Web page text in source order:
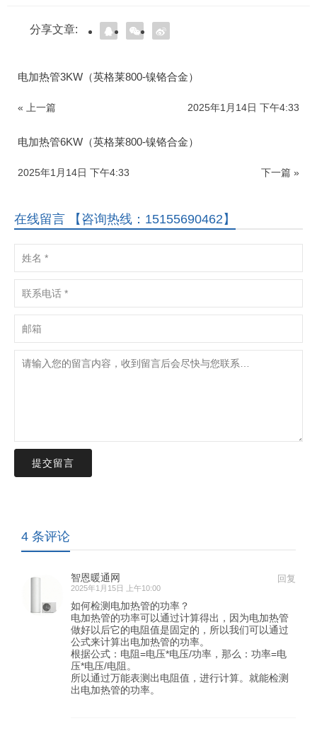
分享文章:
电加热管3KW（英格莱800-镍铬合金）
« 上一篇 2025年1月14日 下午4:33
电加热管6KW（英格莱800-镍铬合金）
下一篇 »
2025年1月14日 下午4:33
在线留言 【咨询热线：15155690462】
提交留言
4 条评论
智恩暖通网
2025年1月15日 上午10:00
回复
如何检测电加热管的功率？
电加热管的功率可以通过计算得出，因为电加热管
做好以后它的电阻值是固定的，所以我们可以通过
公式来计算出电加热管的功率。
根据公式：电阻=电压*电压/功率，那么：功率=电
压*电压/电阻。
所以通过万能表测出电阻值，进行计算。就能检测
出电加热管的功率。